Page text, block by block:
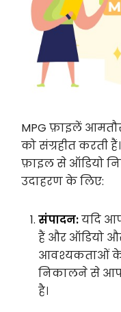
MPG फ़ाइलें
को संग्रहीत करती
फ़ाइल से ऑडियो
उदाहरण के लिए:
संपादन:यदि
हैं और ऑडियो
आवश्यकताओं के
निकालने से
है।